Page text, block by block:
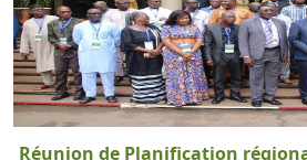
Réunion de Planification